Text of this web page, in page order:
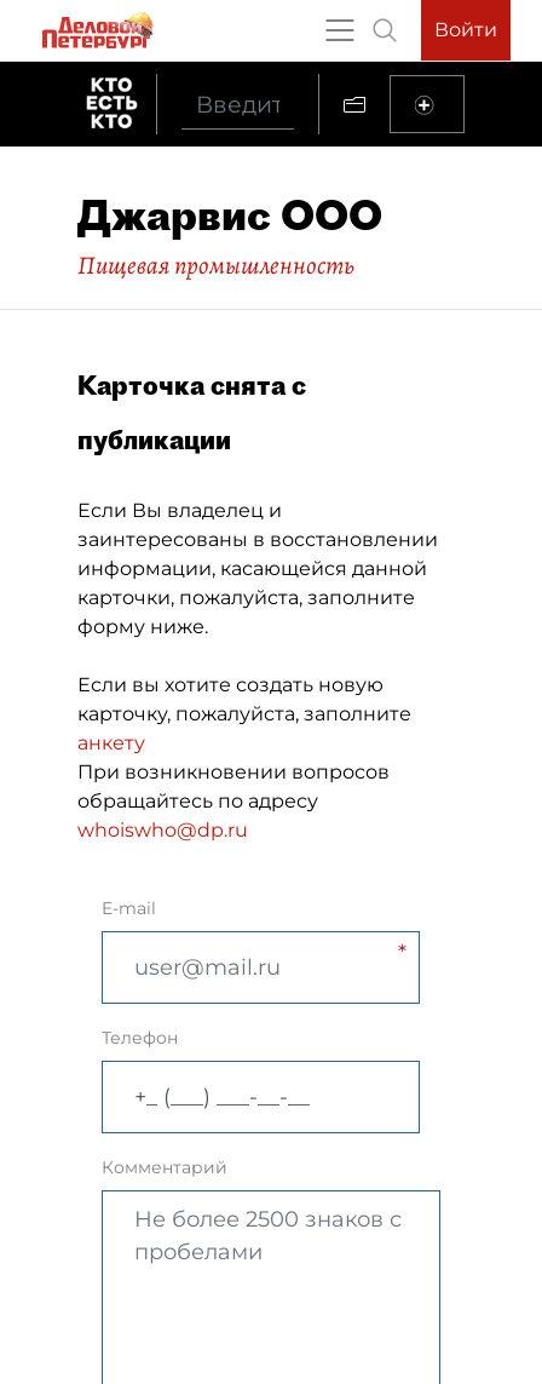
Войти
Джарвис ООО
Пищевая промышленность
Карточка снята с
публикации
Если Вы владелец и
заинтересованы в восстановлении
информации, касающейся данной
карточки, пожалуйста, заполните
форму ниже.
Если вы хотите создать новую
карточку, пожалуйста, заполните
анкету
При возникновении вопросов
обращайтесь по адресу
whoiswho@dp.ru
E-mail
Телефон
Комментарий